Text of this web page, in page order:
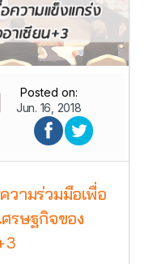
Posted on:
Jun. 16, 2018
วามร่วมมือเพื่อ
ศรษฐกิจของ